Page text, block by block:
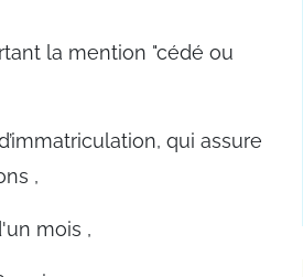
la mention "cédé ou
qui assure
,
mois ,